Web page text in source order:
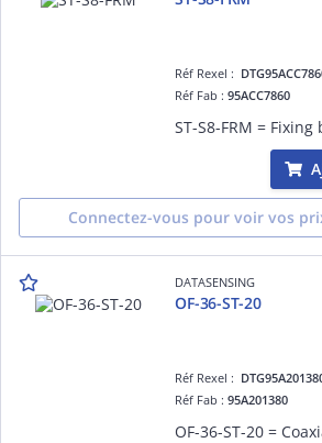
Réf Rexel :
Réf Fab :95ACC7860
ST-S8-FRM = Fixing
Connectez-vous pour voir vos
DATASENSING
OF-36-ST-20
Réf Rexel :
Réf Fab :95A201380